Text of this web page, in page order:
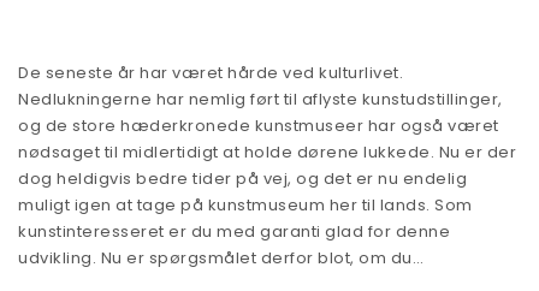
De seneste år har været hårde ved kulturlivet.
Nedlukningerne har nemlig ført til aflyste kunstudstillinger,
og de store hæderkronede kunstmuseer har også været
nødsaget til midlertidigt at holde dørene lukkede. Nu er der
dog heldigvis bedre tider på vej, og det er nu endelig
muligt igen at tage på kunstmuseum her til lands. Som
kunstinteresseret er du med garanti glad for denne
udvikling. Nu er spørgsmålet derfor blot, om du…